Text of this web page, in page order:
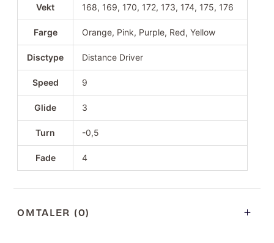
Vekt 168, 169, 170, 172, 173, 174, 175, 176
Farge Orange, Pink, Purple, Red, Yellow
Disctype Distance Driver
Speed 9
Glide 3
Turn -0,5
Fade 4
OMTALER (0)